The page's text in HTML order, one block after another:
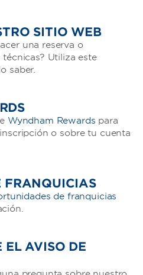
SITIO WEB
una reserva o
Utiliza este
saber.
Wyndham Rewards para
o sobre tu cuenta
FRANQUICIAS
de franquicias
EL AVISO DE